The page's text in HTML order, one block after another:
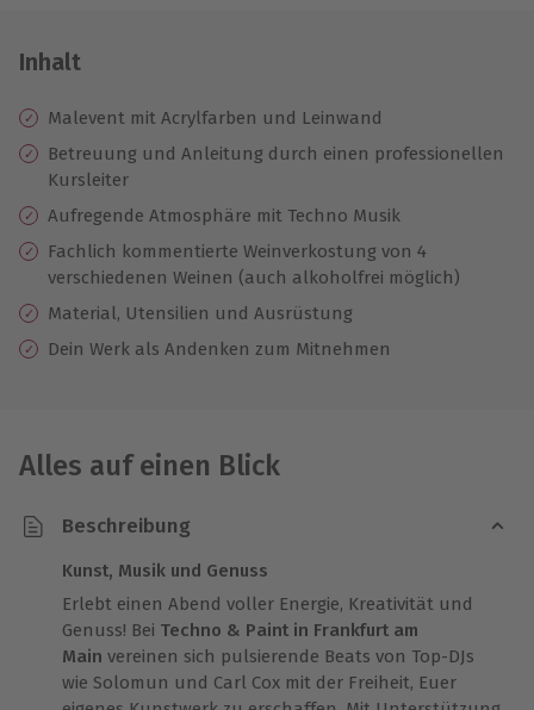
3 Jahre gültig & verlängerbar.
Inhalt
Malevent mit Acrylfarben und Leinwand
Betreuung und Anleitung durch einen professionellen
Kursleiter
Aufregende Atmosphäre mit Techno Musik
Fachlich kommentierte Weinverkostung von 4
verschiedenen Weinen (auch alkoholfrei möglich)
Material, Utensilien und Ausrüstung
Dein Werk als Andenken zum Mitnehmen
Alles auf einen Blick
Beschreibung
Kunst, Musik und Genuss
Erlebt einen Abend voller Energie, Kreativität und
Genuss! Bei Techno & Paint in Frankfurt am
Main vereinen sich pulsierende Beats von Top-DJs
wie Solomun und Carl Cox mit der Freiheit, Euer